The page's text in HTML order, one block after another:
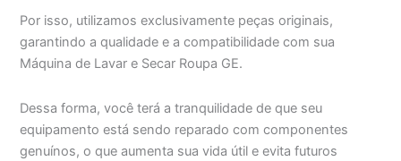
Por isso, utilizamos exclusivamente peças originais,
garantindo a qualidade e a compatibilidade com sua
Máquina de Lavar e Secar Roupa GE.
Dessa forma, você terá a tranquilidade de que seu
equipamento está sendo reparado com componentes
genuínos, o que aumenta sua vida útil e evita futuros